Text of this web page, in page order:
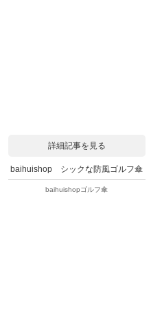
詳細記事を見る
baihuishop シックな防風ゴルフ傘
baihuishopゴルフ傘